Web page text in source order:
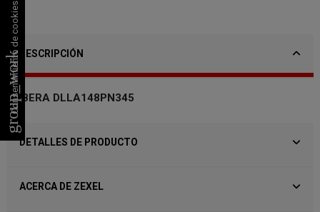
DESCRIPCIÓN
TOBERA DLLA148PN345
DETALLES DE PRODUCTO
ACERCA DE ZEXEL
group_work
Consentimiento de cookies